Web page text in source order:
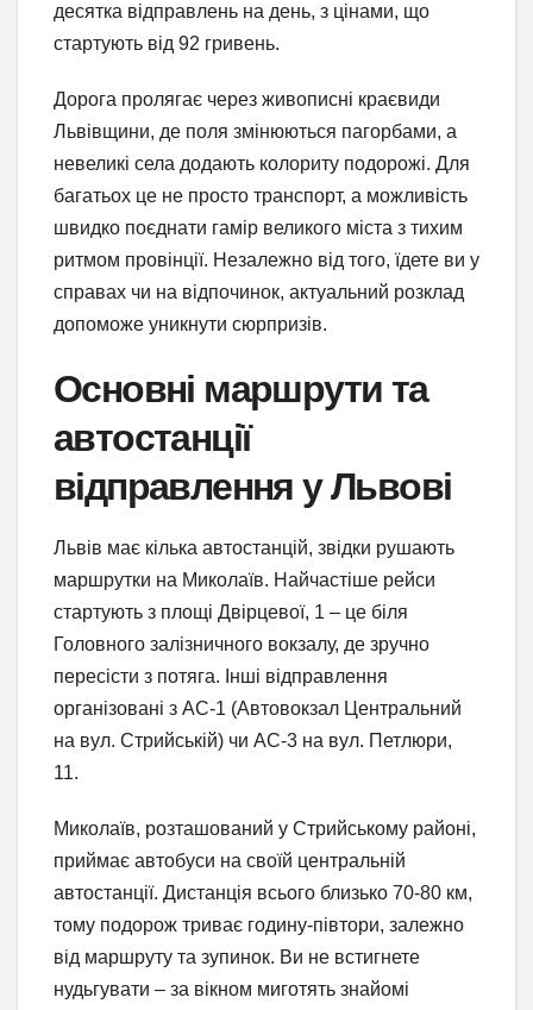
десятка відправлень на день, з цінами, що
стартують від 92 гривень.
Дорога пролягає через живописні краєвиди
Львівщини, де поля змінюються пагорбами, а
невеликі села додають колориту подорожі. Для
багатьох це не просто транспорт, а можливість
швидко поєднати гамір великого міста з тихим
ритмом провінції. Незалежно від того, їдете ви у
справах чи на відпочинок, актуальний розклад
допоможе уникнути сюрпризів.
Основні маршрути та
автостанції
відправлення у Львові
Львів має кілька автостанцій, звідки рушають
маршрутки на Миколаїв. Найчастіше рейси
стартують з площі Двірцевої, 1 – це біля
Головного залізничного вокзалу, де зручно
пересісти з потяга. Інші відправлення
організовані з АС-1 (Автовокзал Центральний
на вул. Стрийській) чи АС-3 на вул. Петлюри,
11.
Миколаїв, розташований у Стрийському районі,
приймає автобуси на своїй центральній
автостанції. Дистанція всього близько 70-80 км,
тому подорож триває годину-півтори, залежно
від маршруту та зупинок. Ви не встигнете
нудьгувати – за вікном миготять знайомі